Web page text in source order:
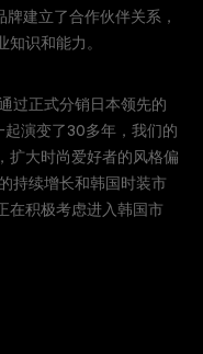
建立了合作伙伴关系，
知识和能力。
过正式分销日本领先的
演变了30多年，我们的
扩大时尚爱好者的风格偏
持续增长和韩国时装市
在积极考虑进入韩国市